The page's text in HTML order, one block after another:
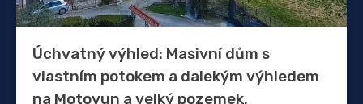
Úchvatný výhled: Masivní dům s
vlastním potokem a dalekým výhledem
na Motovun a velký pozemek.